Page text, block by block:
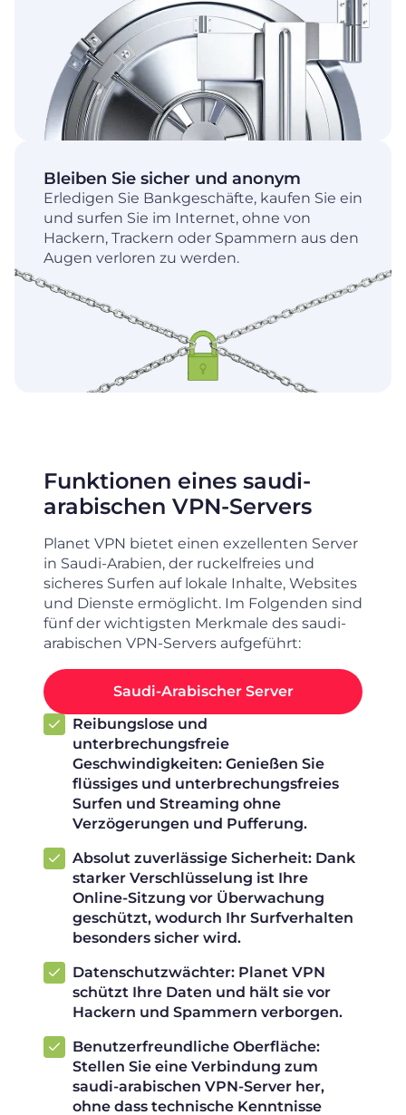
Bleiben Sie sicher und anonym
Erledigen Sie Bankgeschäfte, kaufen Sie ein
und surfen Sie im Internet, ohne von
Hackern, Trackern oder Spammern aus den
Augen verloren zu werden.
Funktionen eines saudi-
arabischen VPN-Servers
Planet VPN bietet einen exzellenten Server
in Saudi-Arabien, der ruckelfreies und
sicheres Surfen auf lokale Inhalte, Websites
und Dienste ermöglicht. Im Folgenden sind
fünf der wichtigsten Merkmale des saudi-
arabischen VPN-Servers aufgeführt:
Saudi-Arabischer Server
Reibungslose und
unterbrechungsfreie
Geschwindigkeiten: Genießen Sie
flüssiges und unterbrechungsfreies
Surfen und Streaming ohne
Verzögerungen und Pufferung.
Absolut zuverlässige Sicherheit: Dank
starker Verschlüsselung ist Ihre
Online-Sitzung vor Überwachung
geschützt, wodurch Ihr Surfverhalten
besonders sicher wird.
Datenschutzwächter: Planet VPN
schützt Ihre Daten und hält sie vor
Hackern und Spammern verborgen.
Benutzerfreundliche Oberfläche:
Stellen Sie eine Verbindung zum
saudi-arabischen VPN-Server her,
ohne dass technische Kenntnisse